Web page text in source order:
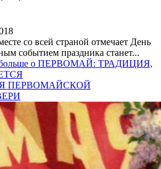
со всей страной отмечает День
событием праздника станет...
больше о ПЕРВОМАЙ: ТРАДИЦИЯ,
ПЕРВОМАЙСКОЙ